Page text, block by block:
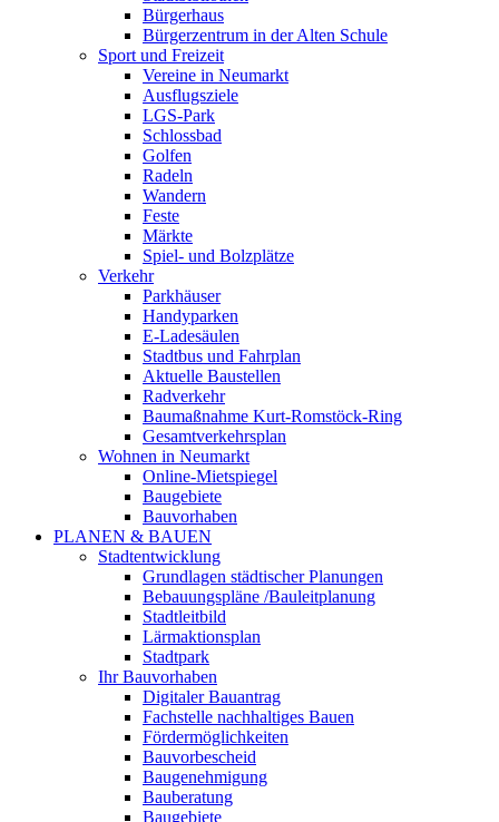
Bürgerhaus
Bürgerzentrum in der Alten Schule
Sport und Freizeit
Vereine in Neumarkt
Ausflugsziele
LGS-Park
Schlossbad
Golfen
Radeln
Wandern
Feste
Märkte
Spiel- und Bolzplätze
Verkehr
Parkhäuser
Handyparken
E-Ladesäulen
Stadtbus und Fahrplan
Aktuelle Baustellen
Radverkehr
Baumaßnahme Kurt-Romstöck-Ring
Gesamtverkehrsplan
Wohnen in Neumarkt
Online-Mietspiegel
Baugebiete
Bauvorhaben
PLANEN & BAUEN
Stadtentwicklung
Grundlagen städtischer Planungen
Bebauungspläne /Bauleitplanung
Stadtleitbild
Lärmaktionsplan
Stadtpark
Ihr Bauvorhaben
Digitaler Bauantrag
Fachstelle nachhaltiges Bauen
Fördermöglichkeiten
Bauvorbescheid
Baugenehmigung
Bauberatung
Baugebiete